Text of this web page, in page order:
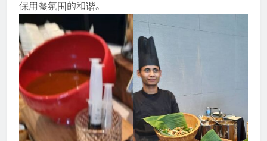
保用餐氛围的和谐。